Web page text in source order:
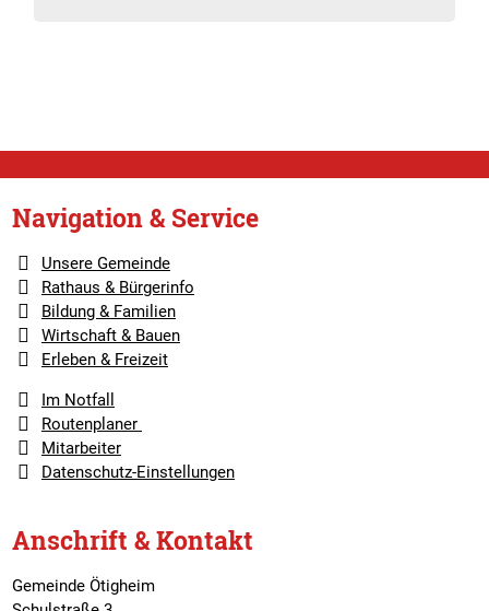
Navigation & Service
Unsere Gemeinde
Rathaus & Bürgerinfo
Bildung & Familien
Wirtschaft & Bauen
Erleben & Freizeit
Im Notfall
Routenplaner
Mitarbeiter
Datenschutz-Einstellungen
Anschrift & Kontakt
Gemeinde Ötigheim